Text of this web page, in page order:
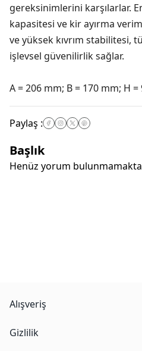
gereksinimlerini karşılarlar.
kapasitesi ve kir ayırma
ve yüksek kıvrım stabilitesi,
işlevsel güvenilirlik sağlar.
A = 206 mm; B = 170 mm; H =
Paylaş :
Başlık
Henüz yorum
Alışveriş
Gizlilik